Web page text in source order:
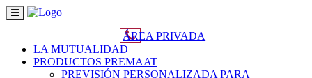
Toggle
navigation
ÁREA PRIVADA
LA MUTUALIDAD
PRODUCTOS PREMAAT
PREVISIÓN PERSONALIZADA PARA